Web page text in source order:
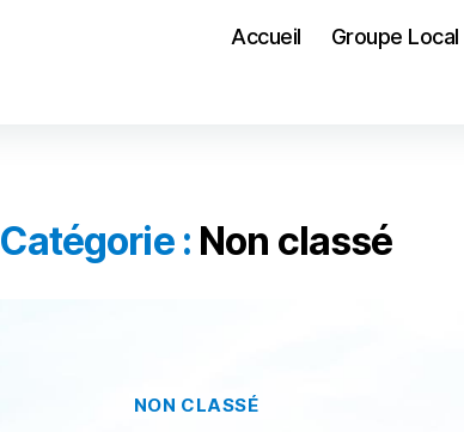
Accueil Groupe Local
Catégorie : Non classé
Catégories
NON CLASSÉ